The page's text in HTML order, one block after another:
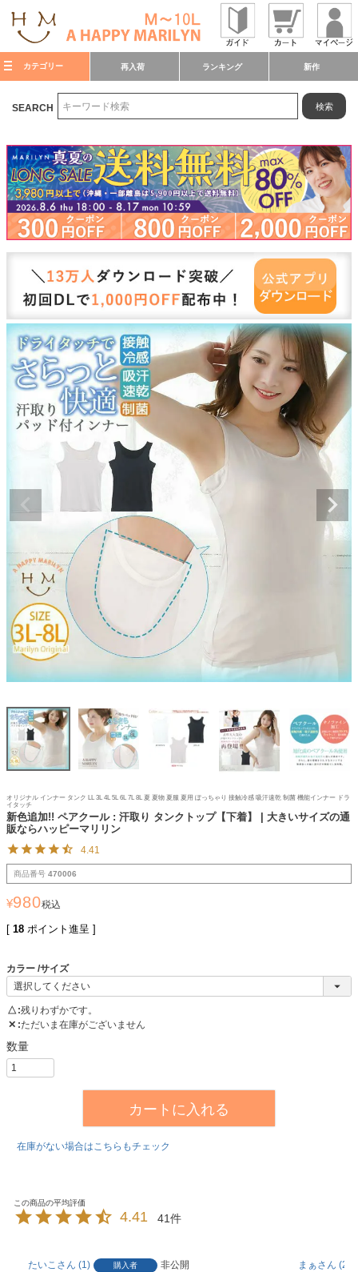
カテゴリー 再入荷 ランキング 新作
SEARCH 検索
オリジナル インナー タンク LL 3L 4L 5L 6L 7L 8L 夏 夏物 夏服 夏用 ぽっちゃり 接触冷感 吸汗速乾 制菌 機能インナー ドラ
イタッチ
新色追加!! ペアクール : 汗取り タンクトップ【下着】 | 大きいサイズの通
販ならハッピーマリリン
4.41
商品番号 470006
¥980税込
[ 18 ポイント進呈 ]
カラー サイズ
△ 残りわずかです。
✕ ただいま在庫がございません
カートに入れる
在庫がない場合はこちらもチェック
4.41 41
たいこ 1 購入者
非公開
まぁ
23